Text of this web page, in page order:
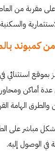
مقربة من
كمبوند
بموقع استثنائي
أماكن
والطرق الهامة
مباشر على
في الوصول إليه.